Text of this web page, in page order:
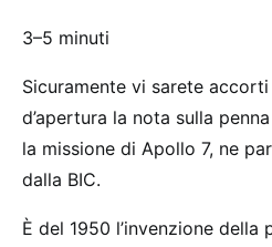
3–5 minuti
Sicuramente vi sarete accorti
d’apertura la nota sulla
la missione di Apollo 7, ne
dalla BIC.
È del 1950 l’invenzione